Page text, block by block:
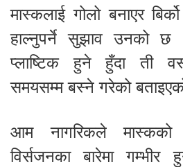
मास्कलाई गोलो बनाएर
हाल्नुपर्ने सुझाव उनको छ
प्लाष्टिक हुने हुँदा ती
समयसम्म बस्ने गरेको
आम नागरिकले
विर्सजनका बारेमा